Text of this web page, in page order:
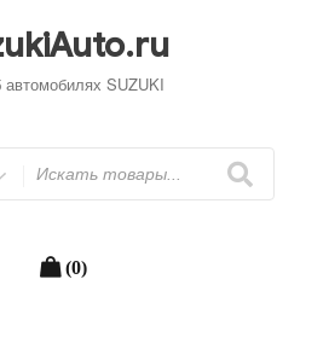
автомобилях SUZUKI
(0)